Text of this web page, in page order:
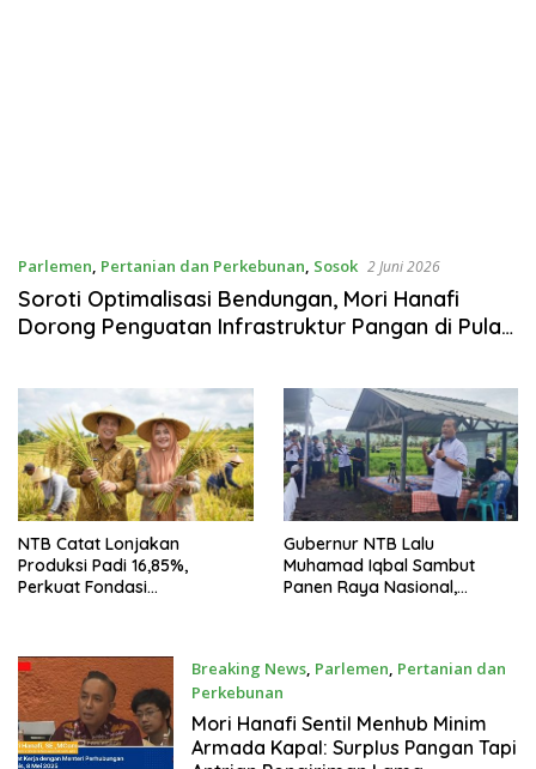
Parlemen, Pertanian dan Perkebunan, Sosok 2 Juni 2026
Soroti Optimalisasi Bendungan, Mori Hanafi
Dorong Penguatan Infrastruktur Pangan di Pulau
NTB Catat Lonjakan
Produksi Padi 16,85%,
Perkuat Fondasi
Gubernur NTB Lalu
Muhamad Iqbal Sambut
Panen Raya Nasional,
Breaking News, Parlemen, Pertanian dan
Perkebunan
8 Mei 2025
Mori Hanafi Sentil Menhub Minim
Armada Kapal: Surplus Pangan Tapi